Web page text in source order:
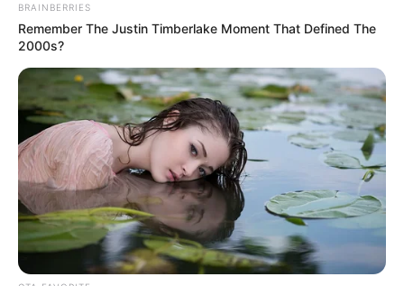
Na sexta (2), Lula disse que faria uma “revisão na garganta”. “Os
médicos pediram pra eu ficar mais tempo sem falar mas,
sinceramente, por mais que eu faça esforço, eu não consigo ficar
sem falar (…) Só se colocasse um adesivo na minha boca”,
afirmou. A expectativa é que Lula retorne ainda hoje a Brasília.
No mês passado, após o segundo turno, Lula passou por
cirurgia no mesmo centro médico para a retirada de uma lesão na
laringe. O problema, localizado na prega vocal esquerda, foi
diagnosticada em check-up antes de sua viagem para o Egito.
BRAINBERRIES
Remember The Justin Timberlake Moment That Defined The
2000s?